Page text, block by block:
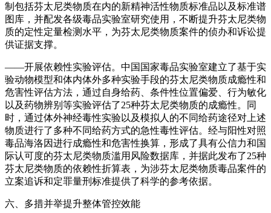
制包括芬太尼类物质在内的新精神活性物质标准品以及标准谱
图库，并配发各级毒品实验室研究使用，不断提升芬太尼类物
质的定性定量检测水平，为芬太尼类物质案件的侦办和诉讼提
供证据支撑。
——开展依赖性实验评估。中国国家毒品实验室建立了基于实
验动物模型和体内体外多种实验手段的芬太尼类物质成瘾性和
危害性评估方法，通过自身给药、条件性位置偏爱、行为敏化
以及药物辨别等实验评估了25种芬太尼类物质的成瘾性。同
时，通过体外神经毒性实验以及模拟人的不同给药途径对上述
物质进行了多种不同给药方式的急性毒性评估。经与阳性对照
毒品海洛因进行成瘾性和危害性换算，形成了具有公信力和国
际认可度的芬太尼类物质滥用风险数据库，并据此发布了25种
芬太尼类物质的依赖性折算表，为涉芬太尼类物质毒品案件的
立案追诉和定罪量刑标准提供了科学的参考依据。
六、多措并举提升整体管控效能